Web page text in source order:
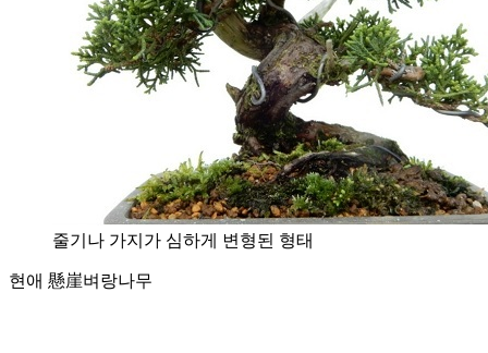
줄기나 가지가 심하게 변형된 형태
현애 懸崖벼랑나무